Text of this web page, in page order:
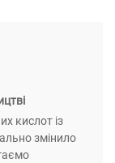
кислот із
змінило